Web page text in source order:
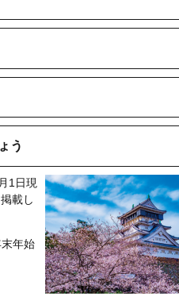
う
1日現
載し
年始